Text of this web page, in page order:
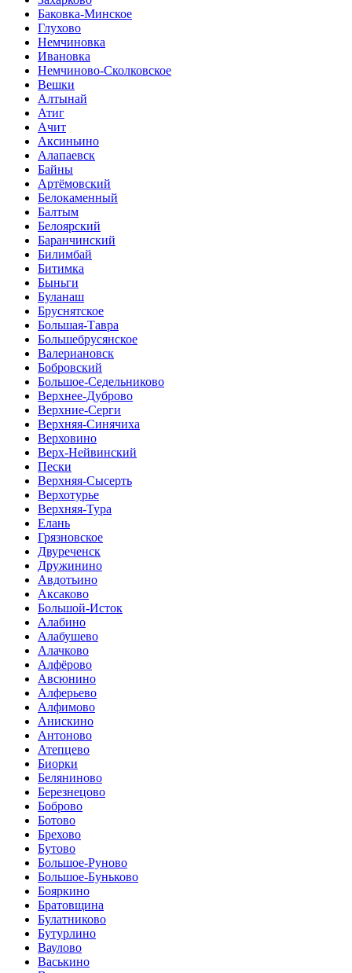
Баковка-Минское
Глухово
Немчиновка
Ивановка
Немчиново-Сколковское
Вешки
Алтынай
Атиг
Ачит
Аксиньино
Алапаевск
Байны
Артёмовский
Белокаменный
Балтым
Белоярский
Баранчинский
Билимбай
Битимка
Быньги
Буланаш
Бруснятское
Большая-Тавра
Большебрусянское
Валериановск
Бобровский
Большое-Седельниково
Верхнее-Дуброво
Верхние-Серги
Верхняя-Синячиха
Верховино
Верх-Нейвинский
Пески
Верхняя-Сысерть
Верхотурье
Верхняя-Тура
Елань
Грязновское
Двуреченск
Дружинино
Авдотьино
Аксаково
Большой-Исток
Алабино
Алабушево
Алачково
Алфёрово
Авсюнино
Алферьево
Алфимово
Анискино
Антоново
Атепцево
Биорки
Беляниново
Березнецово
Боброво
Ботово
Брехово
Бутово
Большое-Руново
Большое-Буньково
Бояркино
Братовщина
Булатниково
Бутурлино
Ваулово
Васькино